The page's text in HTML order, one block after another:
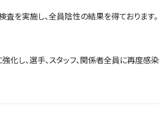
を実施し、全員陰性の結果を得ております。
化し、選⼿、スタッフ、関係者全員に再度感染